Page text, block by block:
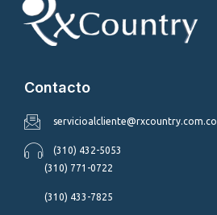
Contacto
servicioalcliente@rxcountry.com.co
(310) 432-5053
(310) 771-0722
(310) 433-7825